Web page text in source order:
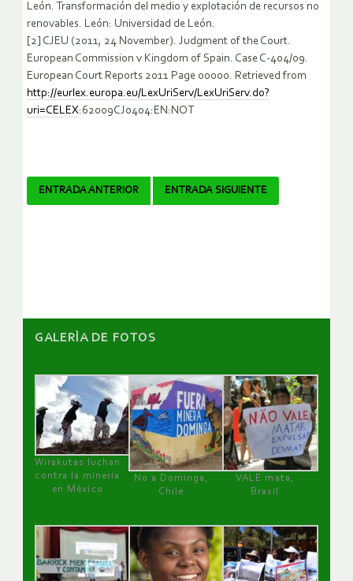
León. Transformación del medio y explotación de recursos no
renovables. León: Universidad de León.
[2] CJEU (2011, 24 November). Judgment of the Court.
European Commission v Kingdom of Spain. Case C-404/09.
European Court Reports 2011 Page 00000. Retrieved from
http://eurlex.europa.eu/LexUriServ/LexUriServ.do?
uri=CELEX:62009CJ0404:EN:NOT
Navegador
ENTRADA ANTERIOR ENTRADA SIGUIENTE
GALERÌA DE FOTOS
Wirakutas luchan
contra la minería
en México
No a Dominga,
Chile
VALE mata,
Brasil